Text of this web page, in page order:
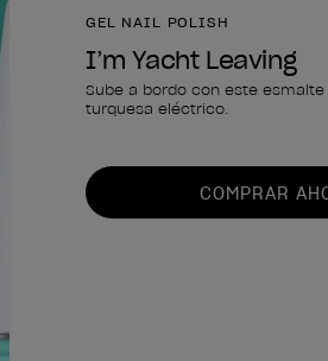
GEL NAIL POLISH
I’m Yacht Leaving
Sube a bordo con este esmalte
turquesa eléctrico.
Forma del producto
COMPRAR